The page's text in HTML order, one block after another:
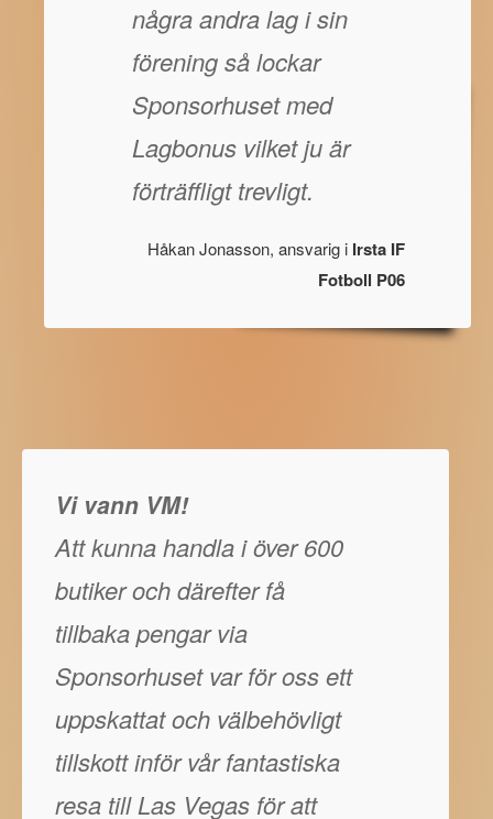
några andra lag i sin
förening så lockar
Sponsorhuset med
Lagbonus vilket ju är
förträffligt trevligt.
Håkan Jonasson, ansvarig i Irsta IF
Fotboll P06
Vi vann VM!
Att kunna handla i över 600
butiker och därefter få
tillbaka pengar via
Sponsorhuset var för oss ett
uppskattat och välbehövligt
tillskott inför vår fantastiska
resa till Las Vegas för att